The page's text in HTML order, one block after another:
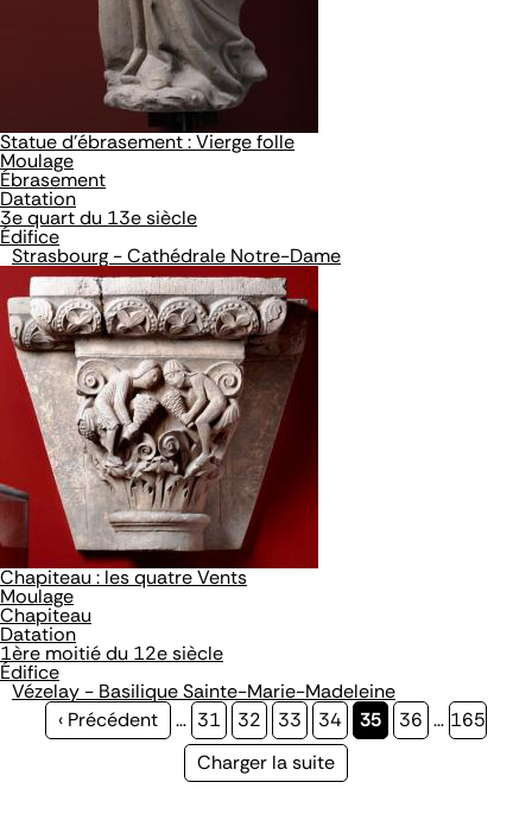
Statue d'ébrasement : Vierge folle
Moulage
Ébrasement
Datation
3e quart du 13e siècle
Édifice
Strasbourg - Cathédrale Notre-Dame
Chapiteau : les quatre Vents
Moulage
Chapiteau
Datation
1ère moitié du 12e siècle
Édifice
Vézelay - Basilique Sainte-Marie-Madeleine
Page
‹ Précédent … Page
31 Page
32 Page
33 Page
34
Page
35 Page
36 … Page
165
Page
Charger la suite